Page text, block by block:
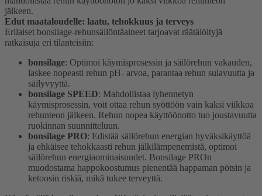
jälkeen.
Edut maataloudelle: laatu, tehokkuus ja terveys
Erilaiset bonsilage-rehunsäilöntäaineet tarjoavat räätälöityjä
ratkaisuja eri tilanteisiin:
bonsilage: Optimoi käymisprosessin ja säilörehun vakauden,
laskee nopeasti rehun pH- arvoa, parantaa rehun sulavuutta ja
säilyvyyttä.
bonsilage SPEED: Mahdollistaa lyhennetyn
käymisprosessin, voit ottaa rehun syöttöön vain kaksi viikkoa
rehunteon jälkeen. Rehun nopea käyttöönotto tuo joustavuutta
ruokinnan suunnitteluun.
bonsilage PRO: Edistää säilörehun energian hyväksikäyttöä
ja ehkäisee tehokkaasti rehun jälkilämpenemistä, optimoi
säilörehun energiaominaisuudet. Bonsilage PROn
muodostama happokoostumus pienentää happaman pötsin ja
ketoosin riskiä, mikä tukee terveyttä.